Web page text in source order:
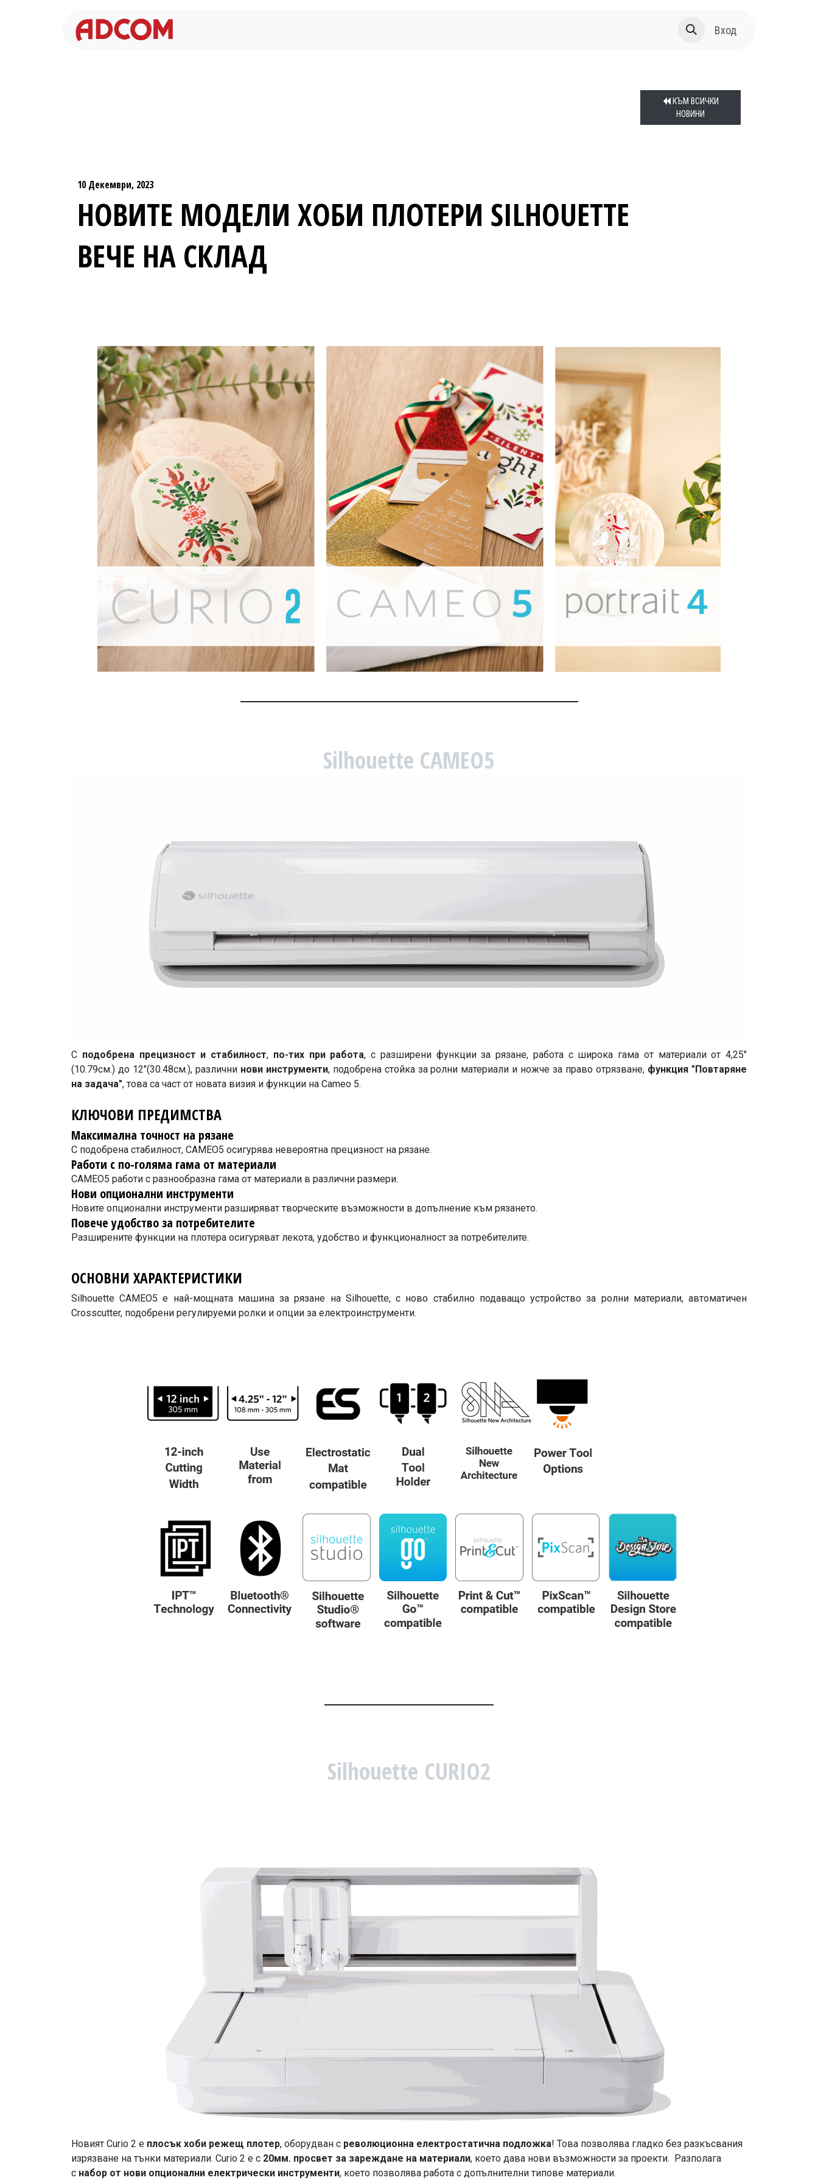
Вход
КЪМ ВСИЧКИ
НОВИНИ
10 Декември, 2023
​НОВИТЕ МОДЕЛИ ХОБИ ПЛОТЕРИ SILHOUETTE
ВЕЧЕ НА СКЛАД
Silhouette CAMEO5
С подобрена прецизност и стабилност, по-тих при работа, с разширени функции за рязане, работа с широка гама от материали от 4,25"
(10.79см.) до 12"(30.48см.), различни нови инструменти, подобрена стойка за ролни материали и ножче за право отрязване, функция "Повтаряне
на задача", това са част от новата визия и функции на Cameo 5.
КЛЮЧОВИ ПРЕДИМСТВА
Максимална точност на рязане
С подобрена стабилност, CAMEO5 осигурява невероятна прецизност на рязане.
Работи с по-голяма гама от материали
CAMEO5 работи с разнообразна гама от материали в различни размери.
Нови опционални инструменти
Новите опционални инструменти разширяват творческите възможности в допълнение към рязането.
Повече удобство за потребителите
Разширените функции на плотера осигуряват лекота, удобство и функционалност за потребителите.
ОСНОВНИ ХАРАКТЕРИСТИКИ
Silhouette CAMEO5 е най-мощната машина за рязане на Silhouette, с ново стабилно подаващо устройство за ролни материали, автоматичен
Crosscutter, подобрени регулируеми ролки и опции за електроинструменти.
Silhouette CURIO2
Новият Curio 2 е плосък хоби режещ плотер, оборудван с революционна електростатична подложка! Това позволява гладко без разкъсвания
изрязване на тънки материали. Curio 2 е с 20мм. просвет за зареждане на материали, което дава нови възможности за проекти. Разполага
с набор от нови опционални електрически инструменти, което позволява работа с допълнителни типове материали.